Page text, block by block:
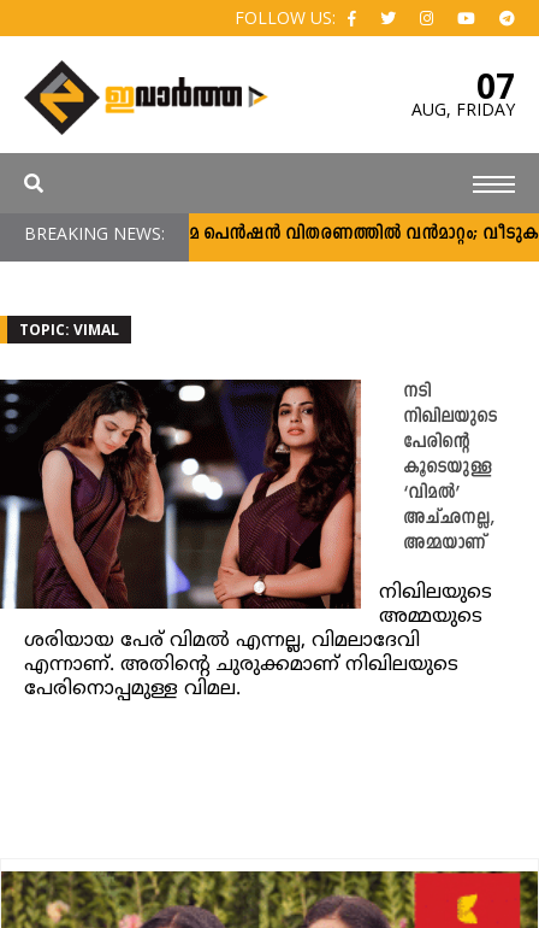
FOLLOW US:
07
AUG, FRIDAY
BREAKING NEWS:
സാമൂഹ്യ ക്ഷേമ പെൻഷൻ വിതരണത്തിൽ വൻമാറ്റം;
TOPIC: VIMAL
നടി
നിഖിലയുടെ
പേരിന്റെ
കൂടെയുള്ള
‘വിമല്‍’
അച്ഛനല്ല,
അമ്മയാണ്
നിഖിലയുടെ
അമ്മയുടെ
ശരിയായ പേര് വിമല്‍ എന്നല്ല, വിമലാദേവി
എന്നാണ്. അതിന്റെ ചുരുക്കമാണ് നിഖിലയുടെ
പേരിനൊപ്പമുള്ള വിമല.